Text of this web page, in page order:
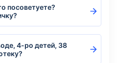
посоветуете?
4-ро детей, 38